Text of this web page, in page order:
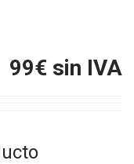
99€ sin IVA